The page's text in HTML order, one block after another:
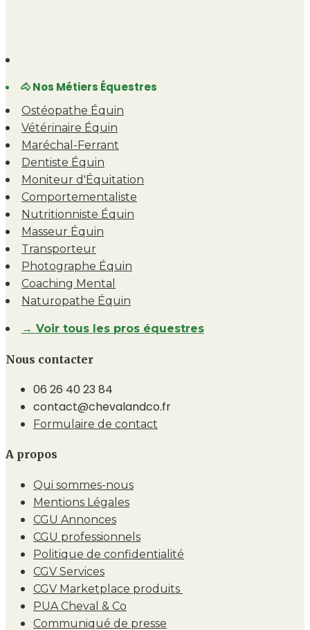
🐴 Nos Métiers Équestres
Ostéopathe Équin
Vétérinaire Équin
Maréchal-Ferrant
Dentiste Équin
Moniteur d'Équitation
Comportementaliste
Nutritionniste Équin
Masseur Équin
Transporteur
Photographe Équin
Coaching Mental
Naturopathe Équin
→ Voir tous les pros équestres
Nous contacter
06 26 40 23 84
contact@chevalandco.fr
Formulaire de contact
A propos
Qui sommes-nous
Mentions Légales
CGU Annonces
CGU professionnels
Politique de confidentialité
CGV Services
CGV Marketplace produits
PUA Cheval & Co
Communiqué de presse